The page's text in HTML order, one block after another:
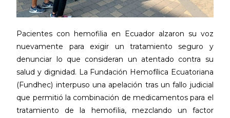
Pacientes con hemofilia en Ecuador alzaron su voz
nuevamente para exigir un tratamiento seguro y
denunciar lo que consideran un atentado contra su
salud y dignidad. La Fundación Hemofílica Ecuatoriana
(Fundhec) interpuso una apelación tras un fallo judicial
que permitió la combinación de medicamentos para el
tratamiento de la hemofilia, mezclando un factor